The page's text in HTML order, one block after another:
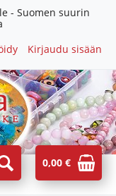
- Suomen suurin
Kirjaudu sisään
0,00 €